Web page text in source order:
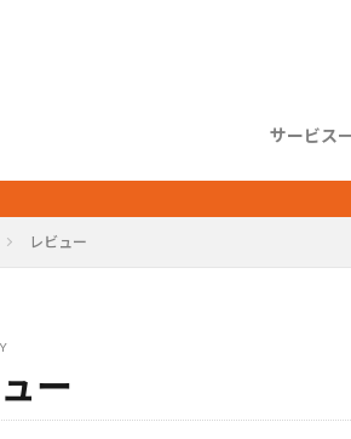
サービス
まずは
制作・
コンサ
レビュー
ー
アンケート